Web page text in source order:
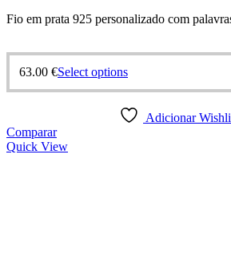
Fio em prata 925 personalizado com
63.00 €Select options
Adicionar
Comparar
Quick View